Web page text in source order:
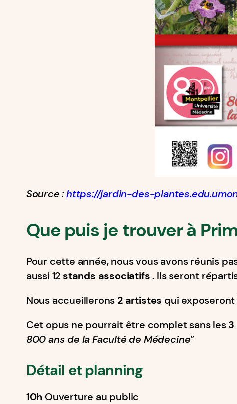
Source :https://jardin-des-
Que puis je trouver à
Pour cette année, nous vous avons réunis
aussi 12 stands associatifs . Ils seront
Nous accueillerons 2 artistes qui
Cet opus ne pourrait être complet sans les
800 ans de la Faculté de Médecine”
Détail et planning
10h Ouverture au public